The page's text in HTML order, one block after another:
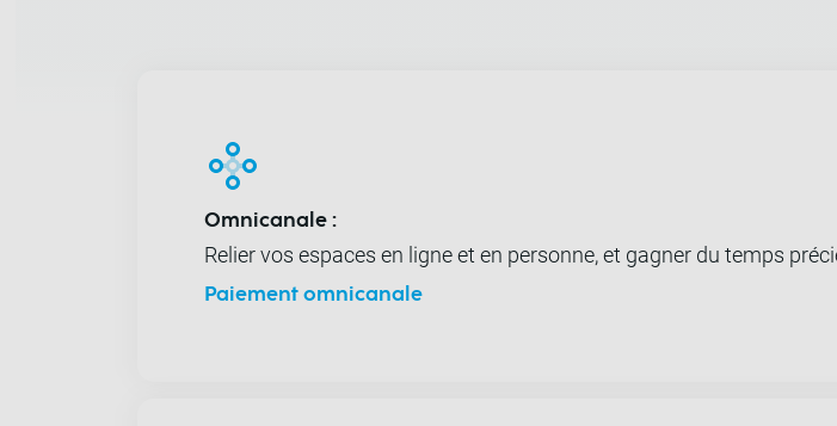
Omnicanale :
Relier vos espaces en ligne et en personne, et gagner du temps
Paiement omnicanale